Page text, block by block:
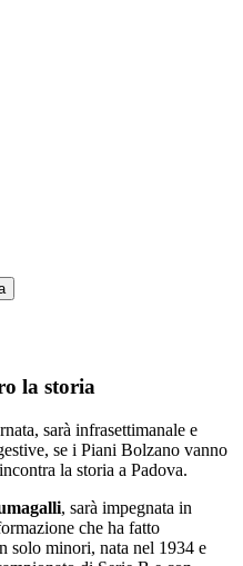
la storia
sarà infrasettimanale e
se i Piani Bolzano vanno
la storia a Padova.
, sarà impegnata in
che ha fatto
solo minori, nata nel 1934 e